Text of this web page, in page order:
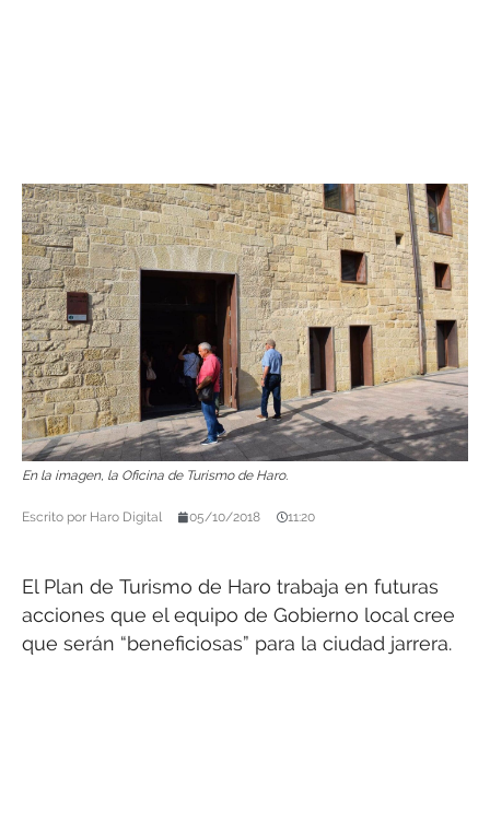
En la imagen, la Oficina de Turismo de Haro.
Escrito por Haro Digital 05/10/2018 11:20
El Plan de Turismo de Haro trabaja en futuras
acciones que el equipo de Gobierno local cree
que serán “beneficiosas” para la ciudad jarrera.